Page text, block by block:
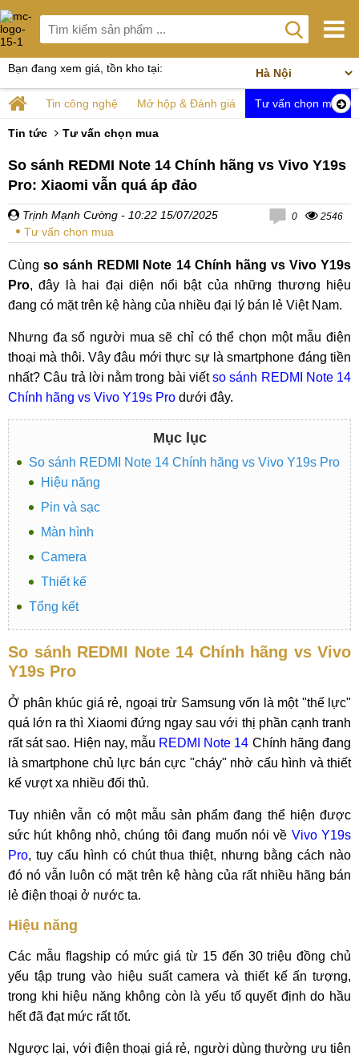
Bạn đang xem giá, tồn kho tại:
Tin công nghệ Mở hộp & Đánh giá Tư vấn chọn mua
Tin tức Tư vấn chọn mua
So sánh REDMI Note 14 Chính hãng vs Vivo Y19s
Pro: Xiaomi vẫn quá áp đảo
Trịnh Mạnh Cường - 10:22 15/07/2025
Tư vấn chọn mua
0 2546
Cùngso sánh REDMI Note 14 Chính hãng vs Vivo Y19s
Pro, đây là hai đại diện nổi bật của những thương hiệu
đang có mặt trên kệ hàng của nhiều đại lý bán lẻ Việt Nam.
Nhưng đa số người mua sẽ chỉ có thể chọn một mẫu điện
thoại mà thôi. Vây đâu mới thực sự là smartphone đáng tiền
nhất? Câu trả lời nằm trong bài viếtso sánh REDMI Note 14
Chính hãng vs Vivo Y19s Pro dưới đây.
Mục lục
So sánh REDMI Note 14 Chính hãng vs Vivo Y19s Pro
Hiệu năng
Pin và sạc
Màn hình
Camera
Thiết kế
Tổng kết
So sánh REDMI Note 14 Chính hãng vs Vivo
Y19s Pro
Ở phân khúc giá rẻ, ngoại trừ Samsung vốn là một "thế lực"
quá lớn ra thì Xiaomi đứng ngay sau với thị phần cạnh tranh
rất sát sao. Hiện nay, mẫu REDMI Note 14 Chính hãng đang
là smartphone chủ lực bán cực "cháy" nhờ cấu hình và thiết
kế vượt xa nhiều đối thủ.
Tuy nhiên vẫn có một mẫu sản phẩm đang thể hiện được
sức hút không nhỏ, chúng tôi đang muốn nói về Vivo Y19s
Pro, tuy cấu hình có chút thua thiệt, nhưng bằng cách nào
đó nó vẫn luôn có mặt trên kệ hàng của rất nhiều hãng bán
lẻ điện thoại ở nước ta.
Hiệu năng
Các mẫu flagship có mức giá từ 15 đến 30 triệu đồng chủ
yếu tập trung vào hiệu suất camera và thiết kế ấn tượng,
trong khi hiệu năng không còn là yếu tố quyết định do hầu
hết đã đạt mức rất tốt.
Ngược lại, với điện thoại giá rẻ, người dùng thường ưu tiên